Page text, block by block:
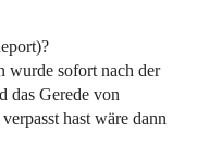
wurde sofort nach der
das Gerede von
hast wäre dann